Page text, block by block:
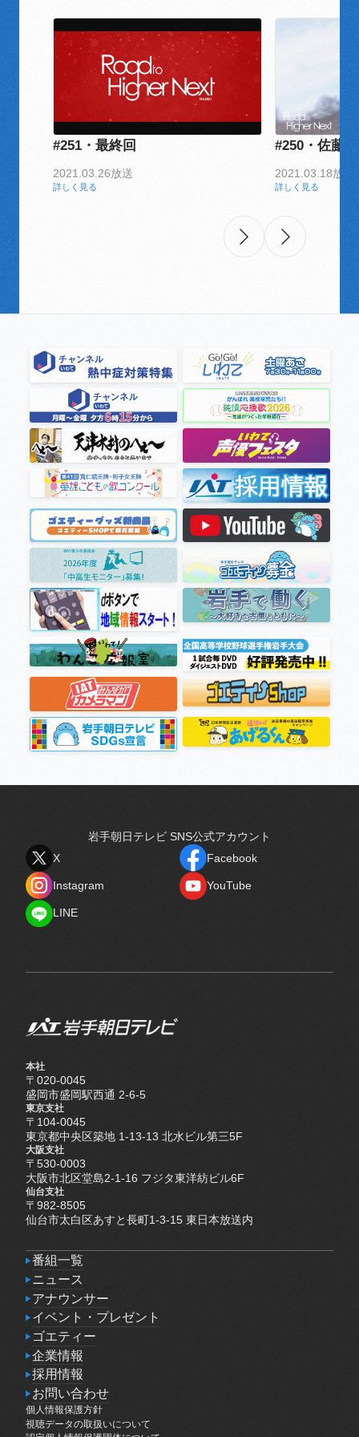
#251・最終回
2021.03.26放送
詳しく見る
#250・佐藤
2021.03.18放送
詳しく見る
岩手朝日テレビ SNS公式アカウント
X
Facebook
Instagram
YouTube
LINE
本社
〒020-0045
盛岡市盛岡駅西通 2-6-5
東京支社
〒104-0045
東京都中央区築地 1-13-13 北水ビル第三5F
大阪支社
〒530-0003
大阪市北区堂島2-1-16 フジタ東洋紡ビル6F
仙台支社
〒982-8505
仙台市太白区あすと長町1-3-15 東日本放送内
番組一覧
番組一覧
ニュース
ニュース
アナウンサー
アナウンサー
イベント・プレゼント
イベント・プレゼント
ゴエティー
ゴエティー
企業情報
企業情報
採用情報
採用情報
お問い合わせ
お問い合わせ
個人情報保護方針
個人情報保護方針
視聴データの取扱いについて